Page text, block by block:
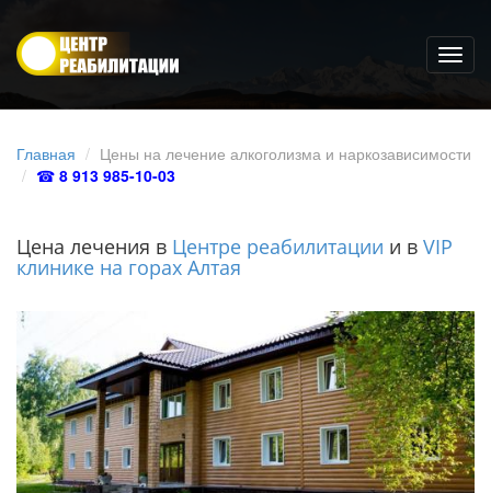
Главная
Цены на лечение алкоголизма и наркозависимости
☎ 8 913 985-10-03
Цена лечения в Центре реабилитации и в VIP
клинике на горах Алтая